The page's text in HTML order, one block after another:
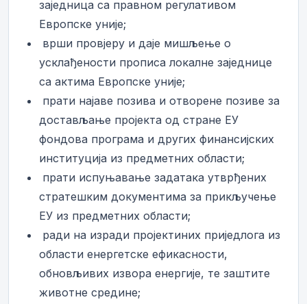
заједница са правном регулативом
Европске уније;
­ врши провјеру и даје мишљење о
усклађености прописа локалне заједнице
са актима Европске уније;
­ прати најаве позива и отворене позиве за
достављање пројекта од стране ЕУ
фондова програма и других финансијских
институција из предметних области;
­ прати испуњавање задатака утврђених
стратешким документима за прикључење
ЕУ из предметних области;
­ ради на изради пројектиних приједлога из
области енергетске ефикасности,
обновљивих извора енергије, те заштите
животне средине;